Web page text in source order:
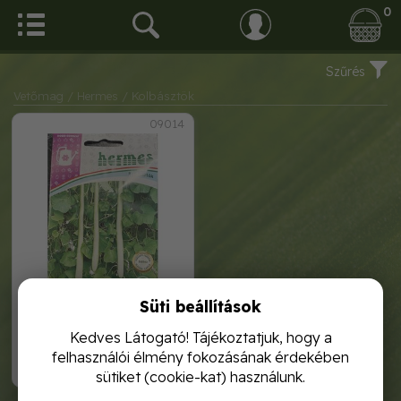
0
Szűrés
Vetőmag / Hermes
/ Kolbásztök
09014
320,-
Süti beállítások
Kedves Látogató! Tájékoztatjuk, hogy a
felhasználói élmény fokozásának érdekében
sütiket (cookie-kat) használunk.